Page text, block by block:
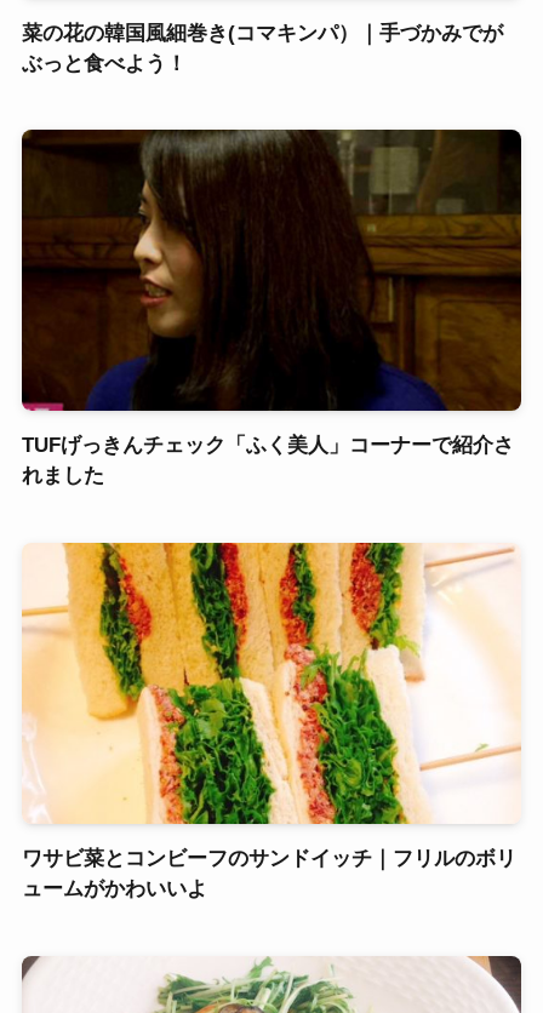
菜の花の韓国風細巻き(コマキンパ）｜手づかみでが
ぶっと食べよう！
TUFげっきんチェック「ふく美人」コーナーで紹介さ
れました
ワサビ菜とコンビーフのサンドイッチ｜フリルのボリ
ュームがかわいいよ